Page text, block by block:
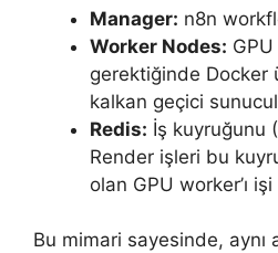
Manager: n8n
Worker Nodes:
gerektiğinde Docker
kalkan geçici
Redis: İş kuyruğunu
Render işleri bu
olan GPU worker’ı
Bu mimari sayesinde, aynı